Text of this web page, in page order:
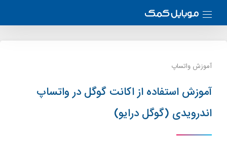
آموزش واتساپ
آموزش استفاده از اکانت گوگل در واتساپ
اندرویدی (گوگل درایو)